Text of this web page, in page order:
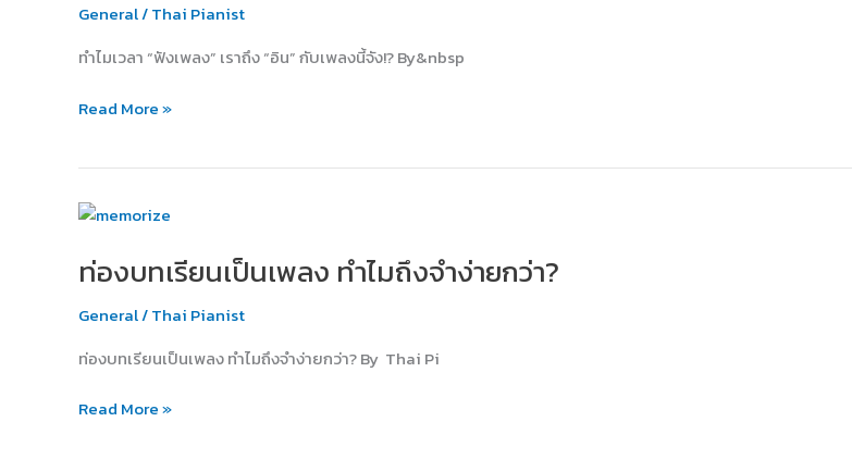
General/Thai Pianist
ทำไมเวลา “ฟังเพลง” เราถึง “อิน” กับเพลงนี้จัง!? By&nbsp
เรา
“อิน”
เพลง
จัง!?
Read More »
ท่องบทเรียนเป็นเพลง ทำไมถึงจำง่ายกว่า?
General/Thai Pianist
ท่องบทเรียนเป็นเพลง ทำไมถึงจำง่ายกว่า? By Thai Pi
ท่อง
เรียน
เพลง
ถึง
ง่าย
Read More »